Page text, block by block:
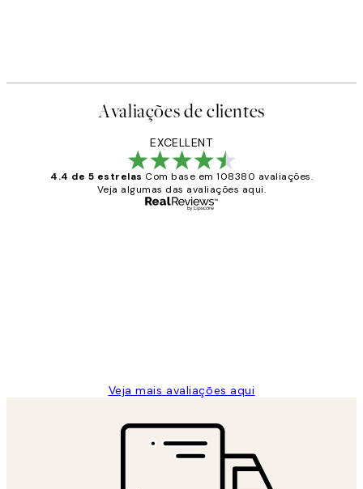
Avaliações de clientes
EXCELLENT
4.4 de 5 estrelas Com base em 108380 avaliações.
Veja algumas das avaliações aqui.
Veja mais avaliações aqui